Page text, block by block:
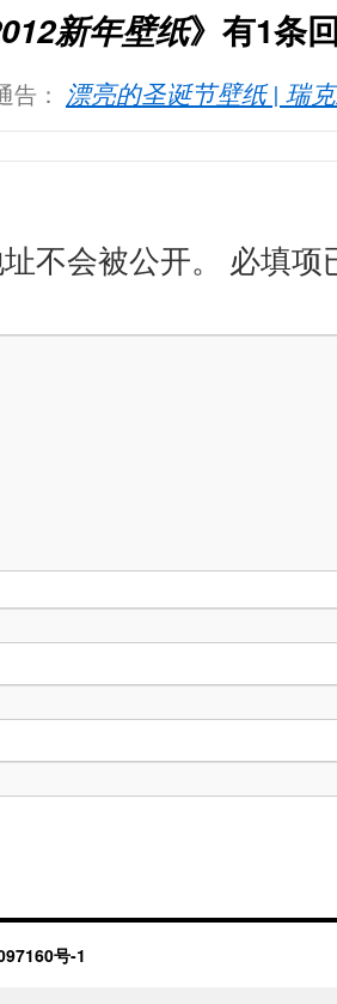
新年壁纸》有1条
告： 漂亮的圣诞节壁纸 | 瑞
不会被公开。 必填项
号-1